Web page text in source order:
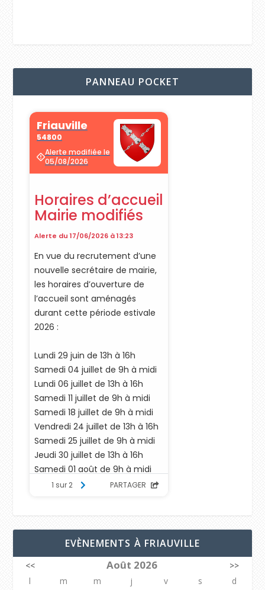
PANNEAU POCKET
EVÈNEMENTS À FRIAUVILLE
<< Août 2026
>>
l
m m j v s
d